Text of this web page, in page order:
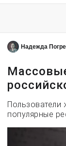
Надежда
популярные